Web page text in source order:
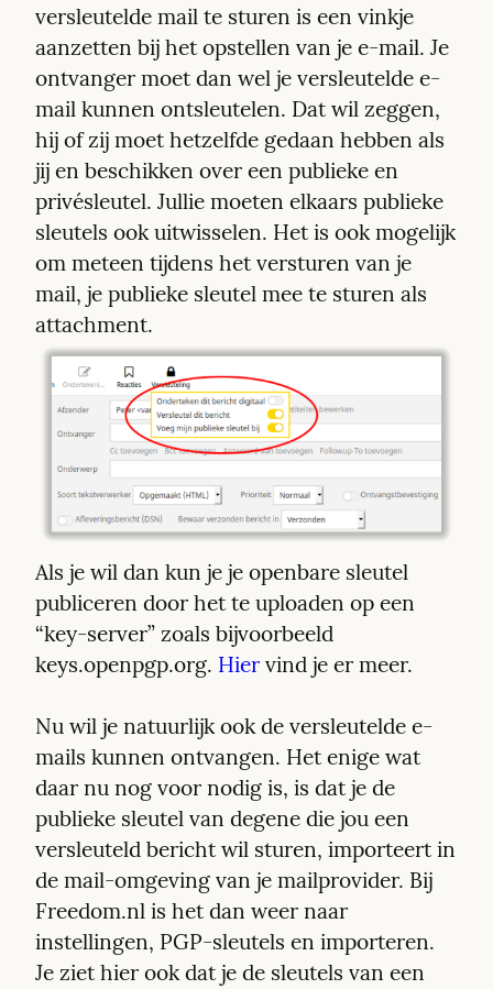
versleutelde mail te sturen is een vinkje
aanzetten bij het opstellen van je e-mail. Je
ontvanger moet dan wel je versleutelde e-
mail kunnen ontsleutelen. Dat wil zeggen,
hij of zij moet hetzelfde gedaan hebben als
jij en beschikken over een publieke en
privésleutel. Jullie moeten elkaars publieke
sleutels ook uitwisselen. Het is ook mogelijk
om meteen tijdens het versturen van je
mail, je publieke sleutel mee te sturen als
attachment.
Als je wil dan kun je je openbare sleutel
publiceren door het te uploaden op een
“key-server” zoals bijvoorbeeld
keys.openpgp.org. Hier vind je er meer.
Nu wil je natuurlijk ook de versleutelde e-
mails kunnen ontvangen. Het enige wat
daar nu nog voor nodig is, is dat je de
publieke sleutel van degene die jou een
versleuteld bericht wil sturen, importeert in
de mail-omgeving van je mailprovider. Bij
Freedom.nl is het dan weer naar
instellingen, PGP-sleutels en importeren.
Je ziet hier ook dat je de sleutels van een